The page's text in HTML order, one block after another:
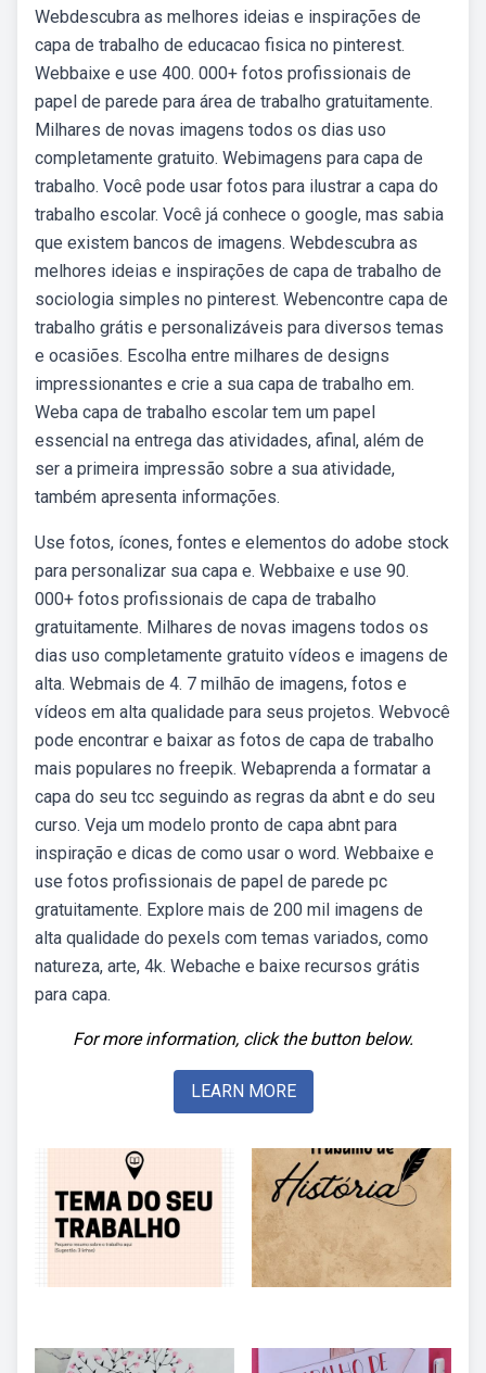
Webdescubra as melhores ideias e inspirações de
capa de trabalho de educacao fisica no pinterest.
Webbaixe e use 400. 000+ fotos profissionais de
papel de parede para área de trabalho gratuitamente.
Milhares de novas imagens todos os dias uso
completamente gratuito. Webimagens para capa de
trabalho. Você pode usar fotos para ilustrar a capa do
trabalho escolar. Você já conhece o google, mas sabia
que existem bancos de imagens. Webdescubra as
melhores ideias e inspirações de capa de trabalho de
sociologia simples no pinterest. Webencontre capa de
trabalho grátis e personalizáveis para diversos temas
e ocasiões. Escolha entre milhares de designs
impressionantes e crie a sua capa de trabalho em.
Weba capa de trabalho escolar tem um papel
essencial na entrega das atividades, afinal, além de
ser a primeira impressão sobre a sua atividade,
também apresenta informações.
Use fotos, ícones, fontes e elementos do adobe stock
para personalizar sua capa e. Webbaixe e use 90.
000+ fotos profissionais de capa de trabalho
gratuitamente. Milhares de novas imagens todos os
dias uso completamente gratuito vídeos e imagens de
alta. Webmais de 4. 7 milhão de imagens, fotos e
vídeos em alta qualidade para seus projetos. Webvocê
pode encontrar e baixar as fotos de capa de trabalho
mais populares no freepik. Webaprenda a formatar a
capa do seu tcc seguindo as regras da abnt e do seu
curso. Veja um modelo pronto de capa abnt para
inspiração e dicas de como usar o word. Webbaixe e
use fotos profissionais de papel de parede pc
gratuitamente. Explore mais de 200 mil imagens de
alta qualidade do pexels com temas variados, como
natureza, arte, 4k. Webache e baixe recursos grátis
para capa.
For more information, click the button below.
LEARN MORE